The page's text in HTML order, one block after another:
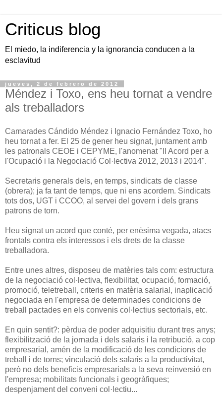
Criticus blog
El miedo, la indiferencia y la ignorancia conducen a la
esclavitud
jueves, 2 de febrero de 2012
Méndez i Toxo, ens heu tornat a vendre
als treballadors
Camarades Cándido Méndez i Ignacio Fernández Toxo, ho
heu tornat a fer. El 25 de gener heu signat, juntament amb
les patronals CEOE i CEPYME, l'anomenat "II Acord per a
l'Ocupació i la Negociació Col·lectiva 2012, 2013 i 2014".
Secretaris generals dels, en temps, sindicats de classe
(obrera); ja fa tant de temps, que ni ens acordem. Sindicats
tots dos, UGT i CCOO, al servei del govern i dels grans
patrons de torn.
Heu signat un acord que conté, per enèsima vegada, atacs
frontals contra els interessos i els drets de la classe
treballadora.
Entre unes altres, disposeu de matèries tals com: estructura
de la negociació col·lectiva, flexibilitat, ocupació, formació,
promoció, teletreball, criteris en matèria salarial, inaplicació
negociada en l'empresa de determinades condicions de
treball pactades en els convenis col·lectius sectorials, etc.
En quin sentit?: pèrdua de poder adquisitiu durant tres anys;
flexibilització de la jornada i dels salaris i la retribució, a cop
empresarial, amén de la modificació de les condicions de
treball i de torns; vinculació dels salaris a la productivitat,
però no dels beneficis empresarials a la seva reinversió en
l'empresa; mobilitats funcionals i geogràfiques;
despenjament del conveni col·lectiu...